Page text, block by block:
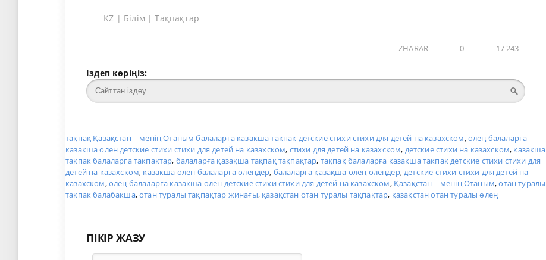
KZ | Білім |Тақпақтар
ZHARAR 0 17 243
Іздеп көріңіз:
тақпақ Қазақстан – менің Отаным балаларға казакша такпак детские стихи стихи для детей на казахском,өлең балаларға
казакша олен детские стихи стихи для детей на казахском, стихи для детей на казахском, детские стихи на казахском, казакша
такпак балаларга такпактар, балаларға қазақша тақпақ тақпақтар, тақпақ балаларға казакша такпак детские стихи стихи для
детей на казахском, казакша олен балаларга олендер, балаларға қазақша өлең өлеңдер,детские стихи стихи для детей на
казахском,өлең балаларға казакша олен детские стихи стихи для детей на казахском, Қазақстан – менің Отаным,отан туралы
такпак балабакша,отан туралы тақпақтар жинағы, қазақстан отан туралы тақпақтар, қазақстан отан туралы өлең
ПІКІР ЖАЗУ